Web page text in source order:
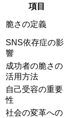
項目
脆さの定義
SNS依存症の影
響
成功者の脆さの
活用方法
自己受容の重要
性
社会の変革への